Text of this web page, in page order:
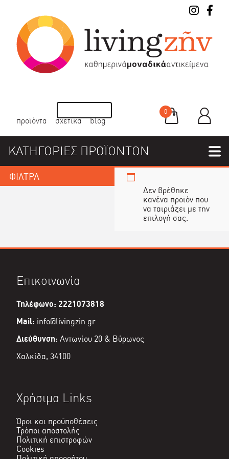
προϊόντα σχετικά blog
0
ΚΑΤΗΓΟΡΙΕΣ ΠΡΟΪΟΝΤΩΝ
ΦΙΛΤΡΑ
Δεν βρέθηκε
κανένα προϊόν που
να ταιριάζει με την
επιλογή σας.
Επικοινωνία
Τηλέφωνο: 2221073818
Mail: info@livingzin.gr
Διεύθυνση: Αντωνίου 20 & Βύρωνος
Χαλκίδα, 34100
Χρήσιμα Links
Όροι και προϋποθέσεις
Τρόποι αποστολής
Πολιτική επιστροφών
Cookies